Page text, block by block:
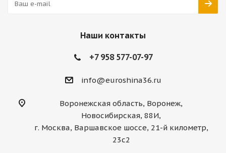
Наши контакты
+7 958 577-07-97
info@euroshina36.ru
Воронежская область, Воронеж,
Новосибирская, 88И,
г. Москва, Варшавское шоссе, 21-й километр,
23с2